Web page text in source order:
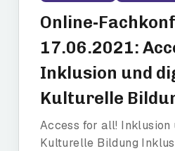
Online-
17.06.2021:
Inklusion und
Kulturelle
Access for all! Inklusion
Kulturelle Bildung